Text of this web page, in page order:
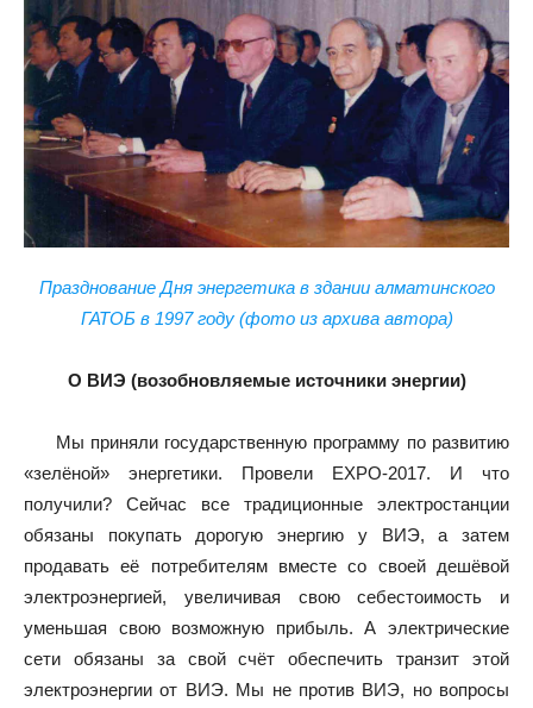
Празднование Дня энергетика в здании алматинского
ГАТОБ в 1997 году (фото из архива автора)
О ВИЭ (возобновляемые источники энергии)
Мы приняли государственную программу по развитию
«зелёной» энергетики. Провели EXPO-2017. И что
получили? Сейчас все традиционные электростанции
обязаны покупать дорогую энергию у ВИЭ, а затем
продавать её потребителям вместе со своей дешёвой
электроэнергией, увеличивая свою себестоимость и
уменьшая свою возможную прибыль. А электрические
сети обязаны за свой счёт обеспечить транзит этой
электроэнергии от ВИЭ. Мы не против ВИЭ, но вопросы